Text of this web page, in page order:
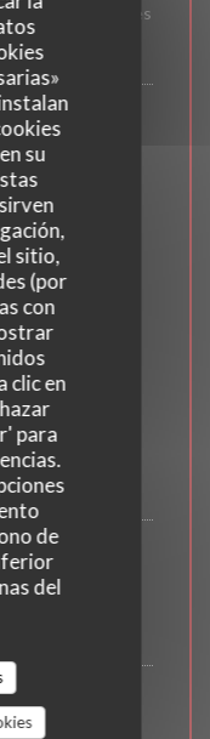
su
sitio,
(por
con
clic en
para
de
del
/ jus aux olives